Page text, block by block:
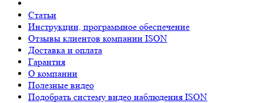
Статьи
Инструкции, программное обеспечение
Отзывы клиентов компании ISON
Доставка и оплата
Гарантия
О компании
Полезные видео
Подобрать систему видео наблюдения ISON